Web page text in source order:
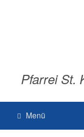
Pfarrei St.
Menü